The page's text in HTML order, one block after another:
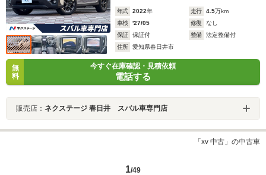
年式 2022年 走行 4.5万km
車検
'27/05 修復
なし
保証
保証付 整備
法定整備付
住所
愛知県春日井市
無
料
今すぐ在庫確認・見積依頼
電話する
販売店： ネクステージ 春日井 スバル車専門店
「xv 中古」の中古車
1/49